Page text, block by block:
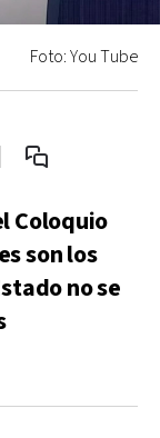
Foto: You Tube
Coloquio
son los
no se